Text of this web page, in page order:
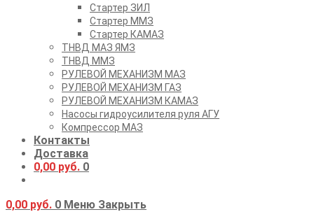
Стартер ЗИЛ
Стартер ММЗ
Стартер КАМАЗ
ТНВД МАЗ ЯМЗ
ТНВД ММЗ
РУЛЕВОЙ МЕХАНИЗМ МАЗ
РУЛЕВОЙ МЕХАНИЗМ ГАЗ
РУЛЕВОЙ МЕХАНИЗМ КАМАЗ
Насосы гидроусилителя руля АГУ
Компрессор МАЗ
Контакты
Доставка
0,00 руб. 0
0,00 руб. 0 Меню Закрыть